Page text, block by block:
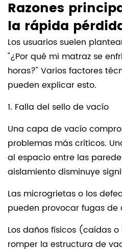
Razones
la rápida
Los usuarios suelen
"¿Por qué mi matraz se
horas?" Varios factores
pueden explicar esto.
1. Falla del sello de vacío
Una capa de vacío
problemas más críticos.
al espacio entre las
aislamiento disminuye
Las microgrietas o los
pueden provocar fugas de
Los daños físicos (caídas
romper la estructura de